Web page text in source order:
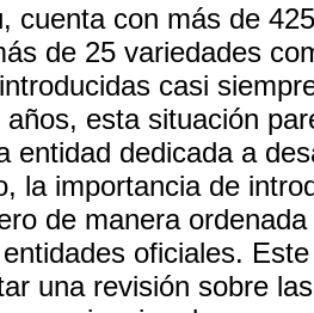
cuenta con más de
de 25 variedades
casi
años, esta situación
entidad dedicada a
la importancia de
de manera
oficiales.
una revisión sobre